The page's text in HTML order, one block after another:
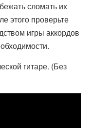
сломать их
этого проверьте
игры аккордов
гитаре. (Без